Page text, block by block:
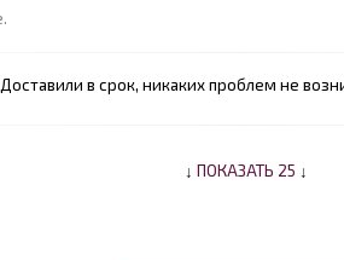
в срок, никаких проблем не
↓ ПОКАЗАТЬ 25 ↓